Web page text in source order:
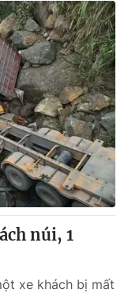
núi, 1
xe khách bị mất